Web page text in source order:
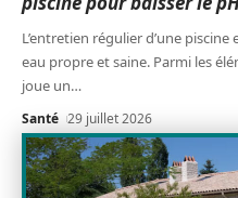
L’entretien régulier d’une
eau propre et saine. Parmi les
joue un…
Santé 29 juillet 2026